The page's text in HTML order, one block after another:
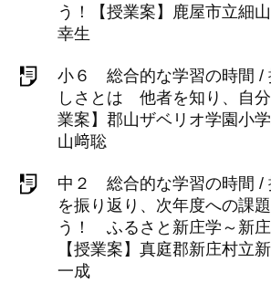
う！【授業案】鹿屋市立細
幸生
小６ 総合的な学習の時間 /
しさとは 他者を知り、自
業案】郡山ザベリオ学園小
山﨑聡
中２ 総合的な学習の時間
を振り返り、次年度への課
う！ ふるさと新庄学～新庄
【授業案】真庭郡新庄村立
一成